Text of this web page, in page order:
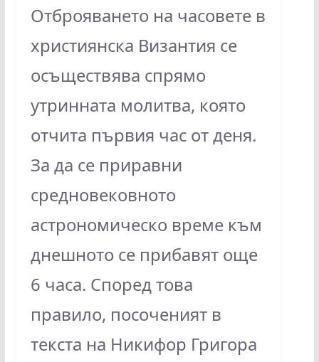
Отброяването на часовете в
християнска Византия се
осъществява спрямо
утринната молитва, която
отчита първия час от деня.
За да се приравни
средновековното
астрономическо време към
днешното се прибавят още
6 часа. Според това
правило, посоченият в
текста на Никифор Григора